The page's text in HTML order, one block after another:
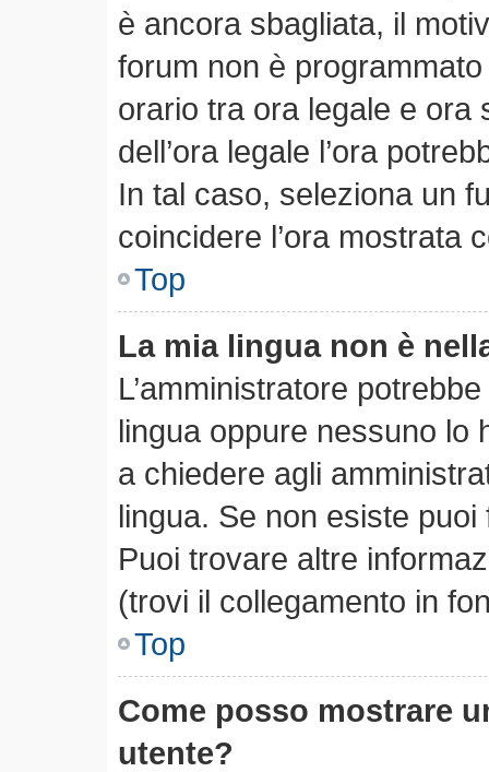
è ancora sbagliata, il
forum non è
orario tra ora legale e ora
dell’ora legale l’ora
In tal caso, seleziona un
coincidere l’ora mostrata
Top
La mia lingua non è
L’amministratore
lingua oppure nessuno lo
a chiedere agli
lingua. Se non esiste
Puoi trovare altre
(trovi il collegamento in
Top
Come posso mostrare
utente?